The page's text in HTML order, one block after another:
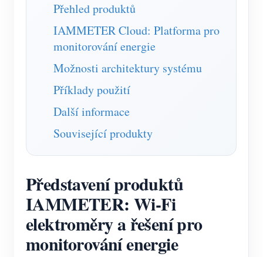
Monitor energie solárního FV systému
Monitor spotřeby elektřiny
Systém řízení FV ohřevu
Domácí automatizace
Monitorování energie ve výrobě
Zdroje
Rychlý start produktu
Dokumentace
Výukové video
FAQ
Novinky
Blog
Komunita
Program přispěvatelů
Centrum přispěvatelů
Aktivity IAMMETER
App Store
Prozkoumat web
Žebříček FV
Řešení
Kontakt
Přehled produktů
IAMMETER Cloud: Platforma pro
monitorování energie
Možnosti architektury systému
Příklady použití
Další informace
Související produkty
Představení produktů
IAMMETER: Wi-Fi
elektroměry a řešení pro
monitorování energie